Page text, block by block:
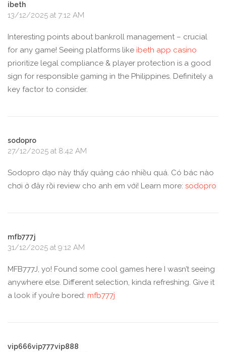
ibeth
13/12/2025 at 7:12 AM
Interesting points about bankroll management – crucial
for any game! Seeing platforms like ibeth app casino
prioritize legal compliance & player protection is a good
sign for responsible gaming in the Philippines. Definitely a
key factor to consider.
sodopro
27/12/2025 at 8:42 AM
Sodopro dạo này thấy quảng cáo nhiều quá. Có bác nào
chơi ở đây rồi review cho anh em với! Learn more: sodopro
mfb777j
31/12/2025 at 9:12 AM
MFB777J, yo! Found some cool games here I wasn’t seeing
anywhere else. Different selection, kinda refreshing. Give it
a look if you’re bored: mfb777j
vip666vip777vip888